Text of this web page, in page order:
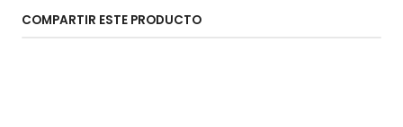
COMPARTIR ESTE PRODUCTO